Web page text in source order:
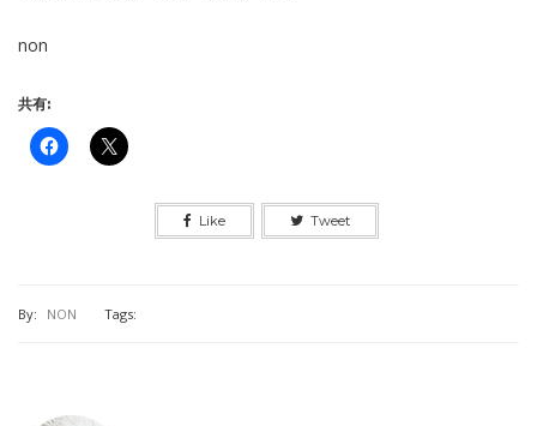
non
共有:
Like Tweet
By: NON Tags: